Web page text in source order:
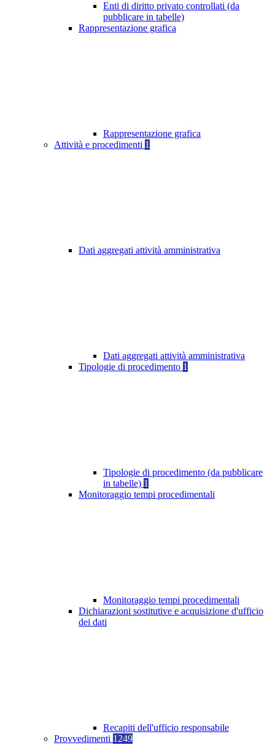
Enti di diritto privato controllati (da
pubblicare in tabelle)
Rappresentazione grafica
Rappresentazione grafica
Attività e procedimenti 1
Dati aggregati attività amministrativa
Dati aggregati attività amministrativa
Tipologie di procedimento 1
Tipologie di procedimento (da pubblicare
in tabelle) 1
Monitoraggio tempi procedimentali
Monitoraggio tempi procedimentali
Dichiarazioni sostitutive e acquisizione d'ufficio
dei dati
Recapiti dell'ufficio responsabile
Provvedimenti 1249